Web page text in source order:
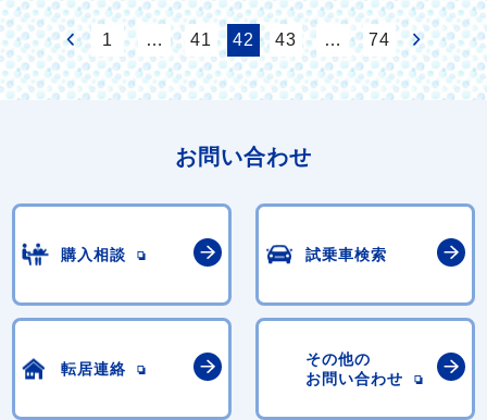
1 … 41 42 43 … 74
お問い合わせ
購入相談 試乗車検索
転居連絡
その他の
お問い合わせ